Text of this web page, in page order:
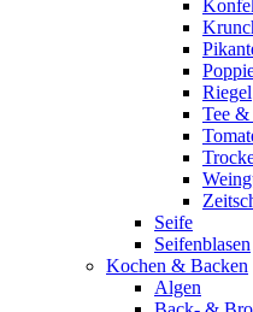
Riegel
Tee
Seife
Seifenblasen
Kochen & Backen
Algen